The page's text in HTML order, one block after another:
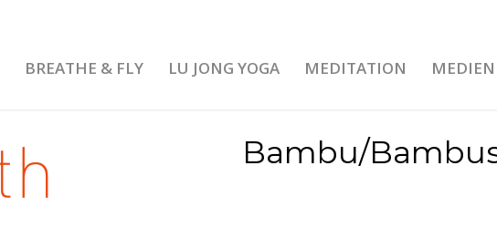
BREATHE & FLY LU JONG YOGA MEDITATION MEDIEN
Bambu/